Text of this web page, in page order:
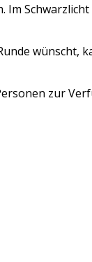
wünscht,
zur